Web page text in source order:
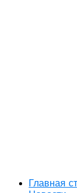
Главная